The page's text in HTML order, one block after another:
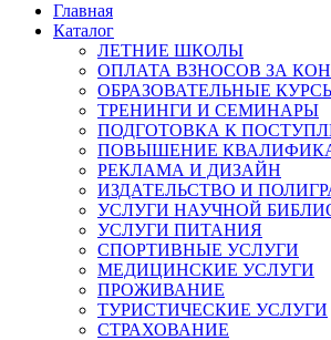
Главная
Каталог
ЛЕТНИЕ ШКОЛЫ
ОПЛАТА ВЗНОСОВ ЗА
ОБРАЗОВАТЕЛЬНЫЕ
ТРЕНИНГИ И СЕМИНАРЫ
ПОДГОТОВКА К
ПОВЫШЕНИЕ
РЕКЛАМА И ДИЗАЙН
ИЗДАТЕЛЬСТВО И
УСЛУГИ НАУЧНОЙ
УСЛУГИ ПИТАНИЯ
СПОРТИВНЫЕ УСЛУГИ
МЕДИЦИНСКИЕ УСЛУГИ
ПРОЖИВАНИЕ
ТУРИСТИЧЕСКИЕ УСЛУГИ
СТРАХОВАНИЕ